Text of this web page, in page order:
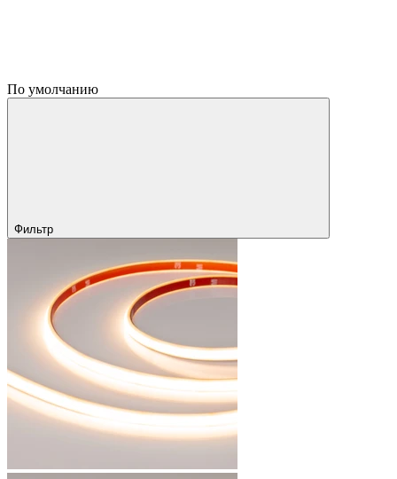
По умолчанию
Фильтр